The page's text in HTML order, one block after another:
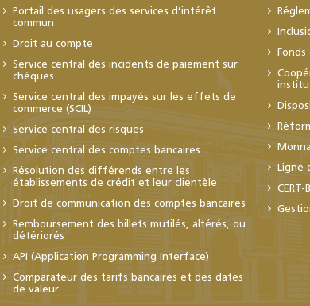
Portail des usagers des services d’intérêt
commun
Droit au compte
Service central des incidents de paiement sur
chèques
Service central des impayés sur les effets de
commerce (SCIL)
Service central des risques
Service central des comptes bancaires
Résolution des différends entre les
établissements de crédit et leur clientèle
Droit de communication des comptes bancaires
Remboursement des billets mutilés, altérés, ou
détériorés
API (Application Programming Interface)
Comparateur des tarifs bancaires et des dates
de valeur
Ligne
CERT-